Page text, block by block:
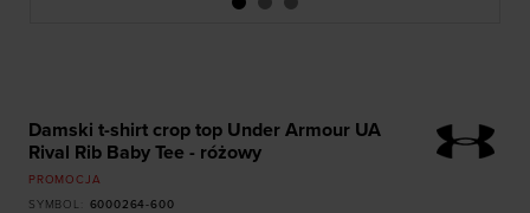
Damski t-shirt crop top Under Armour UA
Rival Rib Baby Tee - różowy
PROMOCJA
SYMBOL
6000264-600